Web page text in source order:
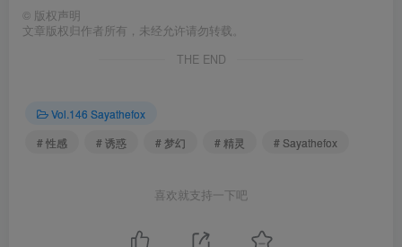
© 版权声明
文章版权归作者所有，未经允许请勿转载。
THE END
Vol.146 Sayathefox
# 性感
# 诱惑 # 梦幻 # 精灵 # Sayathefox
喜欢就支持一下吧